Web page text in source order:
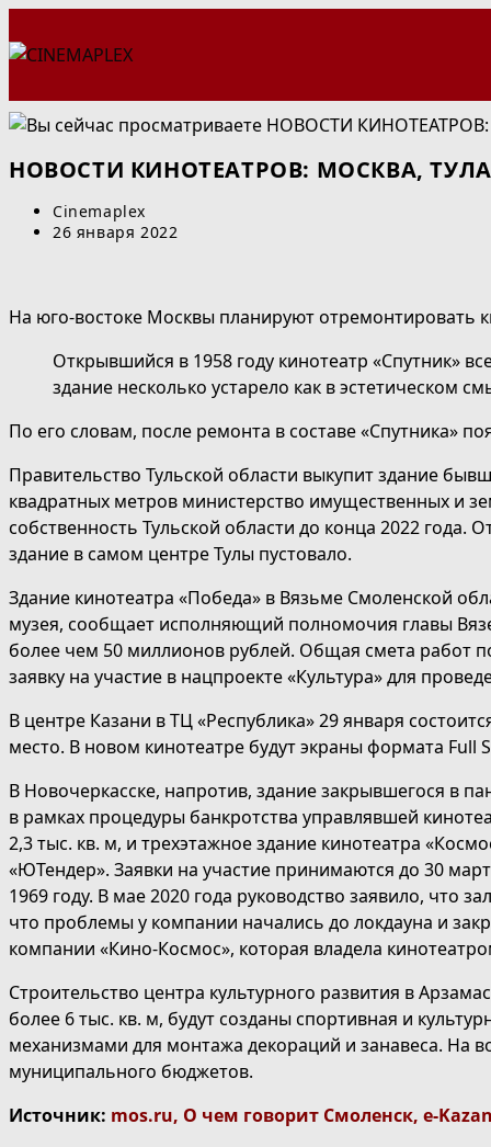
к
НОВОСТИ КИНОТЕАТРОВ: МОСКВА,
Автор
записи:
Cinemaplex
Запись
26 января 2022
На юго-востоке Москвы планируют отремонтировать
Открывшийся в 1958 году кинотеатр «Спутник»
здание несколько устарело как в эстетическом
По его словам, после ремонта в составе «Спутника»
Правительство Тульской области выкупит здание
квадратных метров министерство имущественных и
собственность Тульской области до конца 2022
здание в самом центре Тулы пустовало.
Здание кинотеатра «Победа» в Вязьме Смоленской
музея, сообщает исполняющий полномочия главы
более чем 50 миллионов рублей. Общая смета работ
заявку на участие в нацпроекте «Культура» для
В центре Казани в ТЦ «Республика» 29 января
место. В новом кинотеатре будут экраны формата Full
В Новочеркасске, напротив, здание закрывшегося в
в рамках процедуры банкротства управлявшей
2,3 тыс. кв. м, и трехэтажное здание кинотеатра
«ЮТендер». Заявки на участие принимаются до 30
1969 году. В мае 2020 года руководство заявило, что
что проблемы у компании начались до локдауна и
компании «Кино-Космос», которая владела
Строительство центра культурного развития в
более 6 тыс. кв. м, будут созданы спортивная и
механизмами для монтажа декораций и занавеса. На
муниципального бюджетов.
Источник: mos.ru, О чем говорит Смоленск, e-